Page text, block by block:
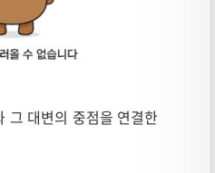
그 대변의 중점을 연결한